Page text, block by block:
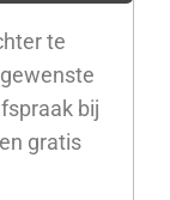
te
bij
gratis